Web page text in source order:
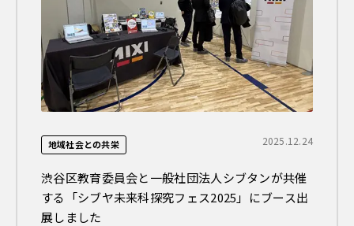
地域社会との共栄 2025.12.24
渋谷区教育委員会と一般社団法人シブタンが共催
する「シブヤ未来科探究フェス2025」にブース出
展しました